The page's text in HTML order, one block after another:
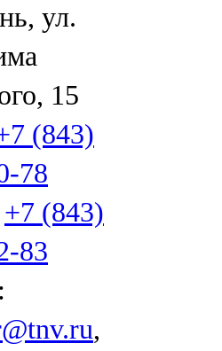
ул.
15
(843)
78
+7 (843)
83
,